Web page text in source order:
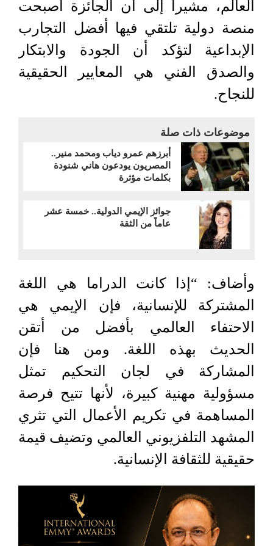
العالم، مشيراً إلى أن الجائزة أصبحت
منصة دولية تلتقي فيها أفضل التجارب
الإبداعية لتؤكد أن الجودة والابتكار
والصدق الفني هي المعايير الحقيقية
للنجاح.
موضوعات ذات صلة
أبرزهم عمرو دياب ومحمد منير..
المصريون يودعون هاني شنودة
بكلمات مؤثرة
جوائز الإيمي الدولية.. خمسة عشر
عاماً من الثقة
وأضاف: “إذا كانت الدراما هي اللغة
المشتركة للإنسانية، فإن الإيمي هي
الاحتفاء العالمي بأفضل من أتقن
الحديث بهذه اللغة. ومن هنا فإن
المشاركة في لجان التحكيم تمثل
مسؤولية مهنية كبيرة، لأنها تتيح فرصة
المساهمة في تكريم الأعمال التي تثري
المشهد التلفزيوني العالمي وتضيف قيمة
حقيقية للثقافة الإنسانية.